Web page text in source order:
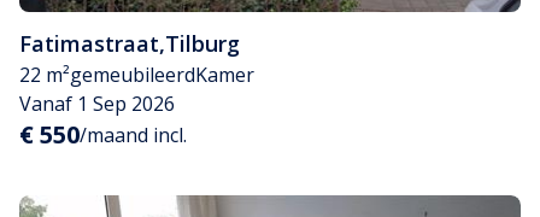
Fatimastraat,Tilburg
22 m²gemeubileerdKamer
Vanaf 1 Sep 2026
€ 550/maand incl.